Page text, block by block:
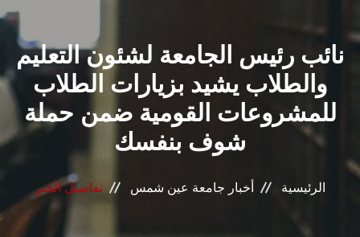
القطاعـات
الشئون الأكاديمية
البحث العلمي
الرعاية الصحية
المراكز والوحدات
الأنظمة الذكية
نائب رئيس الجامعة لشئون التعليم
والطلاب يشيد بزيارات الطلاب
للمشروعات القومية ضمن حملة
شوف بنفسك
الرئيسية أخبار جامعة عين شمس تفاصيل الخبر